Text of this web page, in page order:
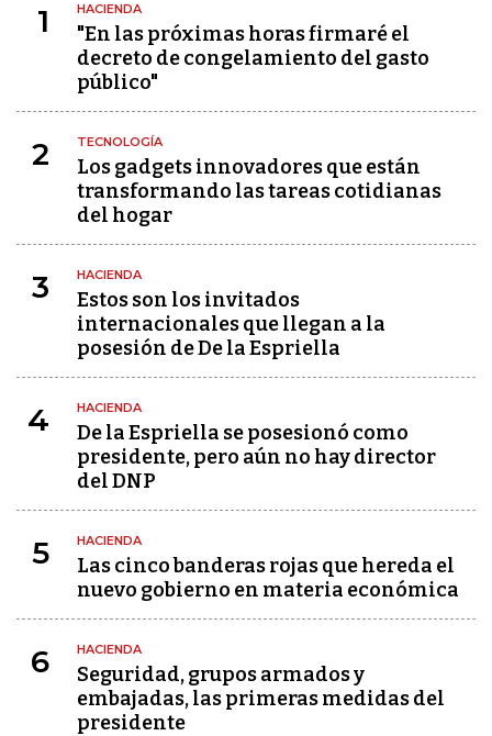
1 HACIENDA
"En las próximas horas firmaré el
decreto de congelamiento del gasto
público"
2 TECNOLOGÍA
Los gadgets innovadores que están
transformando las tareas cotidianas
del hogar
3 HACIENDA
Estos son los invitados
internacionales que llegan a la
posesión de De la Espriella
4 HACIENDA
De la Espriella se posesionó como
presidente, pero aún no hay director
del DNP
5 HACIENDA
Las cinco banderas rojas que hereda el
nuevo gobierno en materia económica
6 HACIENDA
Seguridad, grupos armados y
embajadas, las primeras medidas del
presidente